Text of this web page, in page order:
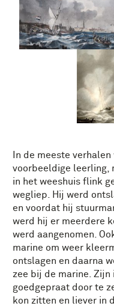
In de meeste
voorbeeldige leerling,
in het weeshuis flink
wegliep. Hij werd
en voordat hij
werd hij er meerdere
werd aangenomen.
marine om weer
ontslagen en daarna
zee bij de marine.
goedgepraat door te
kon zitten en liever in